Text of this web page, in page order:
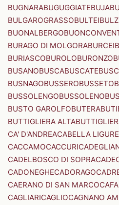
BUGNARABUGUGGIATEBUJA
BULGAROGRASSOBULTEI
BUONALBERGO
BURAGO DI MOLGORABURCEI
BURIASCOBUROLOBURONZO
BUSANOBUSCABUSCATE
BUSNAGOBUSSEROBUSSETO
BUSSOLENGOBUSSOLENO
BUSTO GAROLFOBUTERABUTI
BUTTIGLIERA ALTA
CA' D'ANDREACABELLA LIGURE
CACCAMOCACCURI
CADELBOSCO DI SOPRA
CADONEGHECADORAGO
CAERANO DI SAN MARCO
CAGLIARICAGLIOCAGNANO